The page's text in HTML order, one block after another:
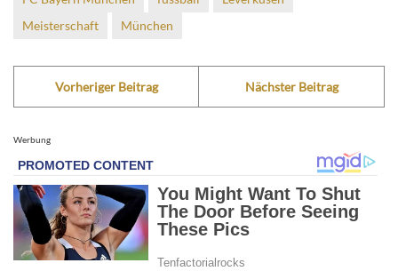
Meisterschaft
München
Vorheriger Beitrag Nächster Beitrag
Werbung